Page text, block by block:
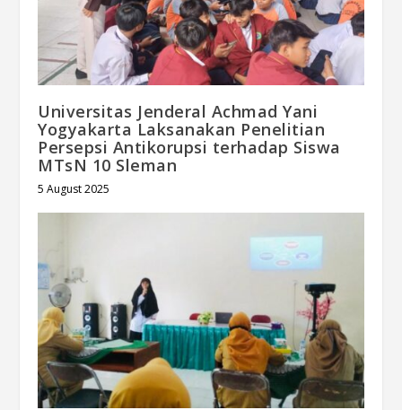
Universitas Jenderal Achmad Yani
Yogyakarta Laksanakan Penelitian
Persepsi Antikorupsi terhadap Siswa
MTsN 10 Sleman
5 August 2025